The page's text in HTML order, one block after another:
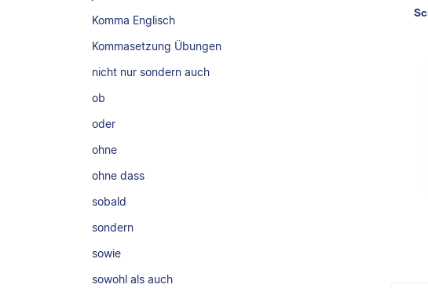
Komma Englisch
Kommasetzung Übungen
nicht nur sondern auch
ob
oder
ohne
ohne dass
sobald
sondern
sowie
sowohl als auch